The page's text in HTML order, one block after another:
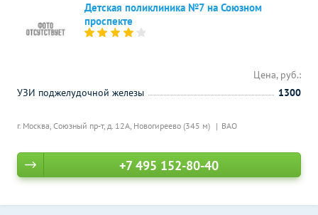
Детская поликлиника №7 на Союзном
проспекте
г. Москва, Союзный пр-т, д. 12А, Новогиреево (345 м) ВАО
Цена, руб.:
УЗИ поджелудочной железы
1300
+7 495 152-80-40